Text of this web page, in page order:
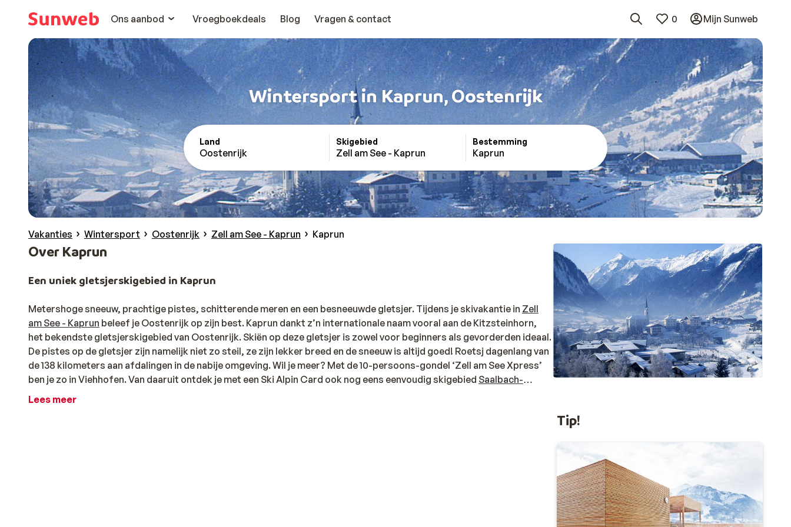
Ons aanbod
Vroegboekdeals Blog Vragen & contact 0 Mijn Sunweb
Wintersport in Kaprun, Oostenrijk
Land
Oostenrijk
Skigebied
Zell am See - Kaprun
Bestemming
Kaprun
Vakanties Wintersport Oostenrijk Zell am See - Kaprun Kaprun
Over Kaprun
Een uniek gletsjerskigebied in Kaprun
Metershoge sneeuw, prachtige pistes, schitterende meren en een besneeuwde gletsjer. Tijdens je skivakantie in Zell
am See - Kaprun beleef je Oostenrijk op zijn best. Kaprun dankt z’n internationale naam vooral aan de Kitzsteinhorn,
het bekendste gletsjerskigebied van Oostenrijk. Skiën op deze gletsjer is zowel voor beginners als gevorderden ideaal.
De pistes op de gletsjer zijn namelijk niet zo steil, ze zijn lekker breed en de sneeuw is altijd goed! Roetsj dagenlang van
de 138 kilometers aan afdalingen in de nabije omgeving. Wil je meer? Met de 10-persoons-gondel ‘Zell am See Xpress’
ben je zo in Viehhofen. Van daaruit ontdek je met een Ski Alpin Card ook nog eens eenvoudig skigebied Saalbach-
Hinterglemm-Leogang-Fieberbrunn
Lees meer
Tip!